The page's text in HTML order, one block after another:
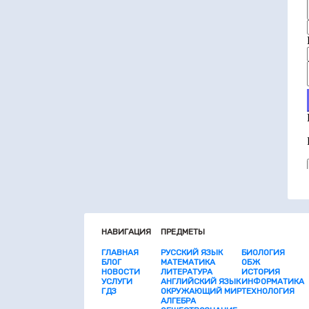
НАВИГАЦИЯ
ГЛАВНАЯ
БЛОГ
НОВОСТИ
УСЛУГИ
ГДЗ
ПРЕДМЕТЫ
РУССКИЙ ЯЗЫК
МАТЕМАТИКА
ЛИТЕРАТУРА
АНГЛИЙСКИЙ ЯЗЫК
ОКРУЖАЮЩИЙ МИР
АЛГЕБРА
БИОЛОГИЯ
ОБЖ
ИСТОРИЯ
ИНФОРМАТИКА
ТЕХНОЛОГИЯ